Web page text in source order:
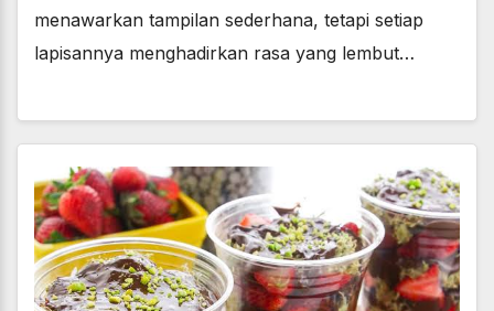
menawarkan tampilan sederhana, tetapi setiap
lapisannya menghadirkan rasa yang lembut…